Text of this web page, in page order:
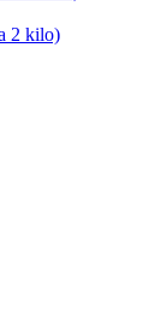
2 kilo)